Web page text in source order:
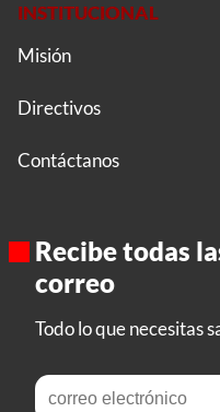
INSTITUCIONAL
Misión
Directivos
Contáctanos
Recibe todas
correo
Todo lo que necesitas